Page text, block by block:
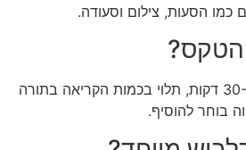
כמו הסעות, צילום וסעודה.
הטקס?
הטקס עצמו נמשך כ-30-45 דקות, תלוי בכמות הקריאה בתורה
בוחר להוסיף.